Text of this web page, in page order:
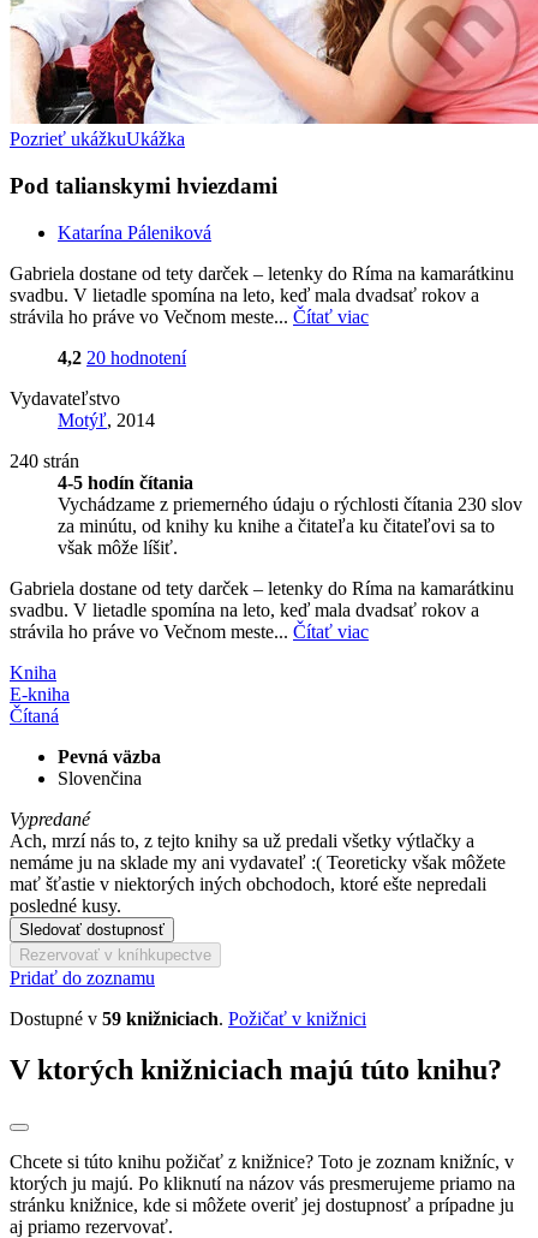
Pozrieť ukážkuUkážka
Pod talianskymi hviezdami
Katarína Páleniková
Gabriela dostane od tety darček – letenky do Ríma na kamarátkinu
svadbu. V lietadle spomína na leto, keď mala dvadsať rokov a
strávila ho práve vo Večnom meste... Čítať viac
4,2 20 hodnotení
Vydavateľstvo
Motýľ, 2014
240 strán
4-5 hodín čítania
Vychádzame z priemerného údaju o rýchlosti čítania 230 slov
za minútu, od knihy ku knihe a čitateľa ku čitateľovi sa to
však môže líšiť.
Gabriela dostane od tety darček – letenky do Ríma na kamarátkinu
svadbu. V lietadle spomína na leto, keď mala dvadsať rokov a
strávila ho práve vo Večnom meste... Čítať viac
Kniha
E-kniha
Čítaná
Pevná väzba
Slovenčina
Vypredané
Ach, mrzí nás to, z tejto knihy sa už predali všetky výtlačky a
nemáme ju na sklade my ani vydavateľ :( Teoreticky však môžete
mať šťastie v niektorých iných obchodoch, ktoré ešte nepredali
posledné kusy.
Sledovať dostupnosť
Rezervovať v kníhkupectve
Pridať do zoznamu
Dostupné v 59 knižniciach. Požičať v knižnici
V ktorých knižniciach majú túto knihu?
Chcete si túto knihu požičať z knižnice? Toto je zoznam knižníc, v
ktorých ju majú. Po kliknutí na názov vás presmerujeme priamo na
stránku knižnice, kde si môžete overiť jej dostupnosť a prípadne ju
aj priamo rezervovať.